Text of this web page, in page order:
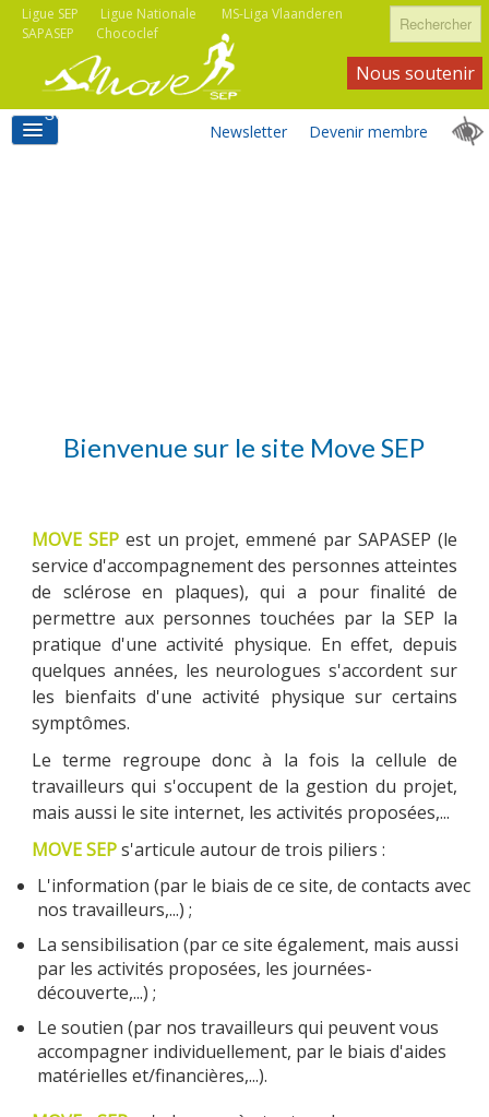
Ligue Nationale MS-Liga Vlaanderen
Ligue SEP
SAPASEP
Chococlef
Rechercher
PARRAINAGE
NOUS CONTACTER
Newsletter
Nous soutenir
Devenir membre
Bienvenue sur le site Move SEP
MOVE SEPest un projet, emmené par SAPASEP (le
service d'accompagnement des personnes atteintes
de sclérose en plaques), qui a pour finalité de
permettre aux personnes touchées par la SEP la
pratique d'une activité physique. En effet, depuis
quelques années, les neurologues s'accordent sur
les bienfaits d'une activité physique sur certains
symptômes.
Le terme regroupe donc à la fois la cellule de
travailleurs qui s'occupent de la gestion du projet,
mais aussi le site internet, les activités proposées,...
MOVE SEPs'articule autour de trois piliers :
L'information (par le biais de ce site, de contacts avec
nos travailleurs,...) ;
La sensibilisation (par ce site également, mais aussi
par les activités proposées, les journées-
découverte,...) ;
Le soutien (par nos travailleurs qui peuvent vous
accompagner individuellement, par le biais d'aides
matérielles et/financières,...).